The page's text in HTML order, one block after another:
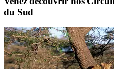
du Sud